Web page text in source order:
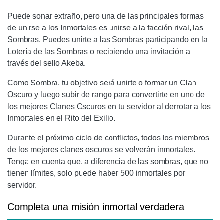
Puede sonar extraño, pero una de las principales formas
de unirse a los Inmortales es unirse a la facción rival, las
Sombras. Puedes unirte a las Sombras participando en la
Lotería de las Sombras o recibiendo una invitación a
través del sello Akeba.
Como Sombra, tu objetivo será unirte o formar un Clan
Oscuro y luego subir de rango para convertirte en uno de
los mejores Clanes Oscuros en tu servidor al derrotar a los
Inmortales en el Rito del Exilio.
Durante el próximo ciclo de conflictos, todos los miembros
de los mejores clanes oscuros se volverán inmortales.
Tenga en cuenta que, a diferencia de las sombras, que no
tienen límites, solo puede haber 500 inmortales por
servidor.
Completa una misión inmortal verdadera